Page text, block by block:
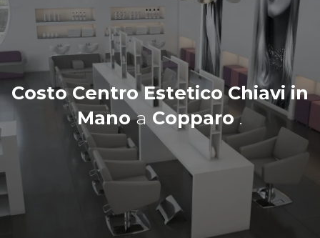
Costo Centro Estetico Chiavi in
Manoa Copparo.